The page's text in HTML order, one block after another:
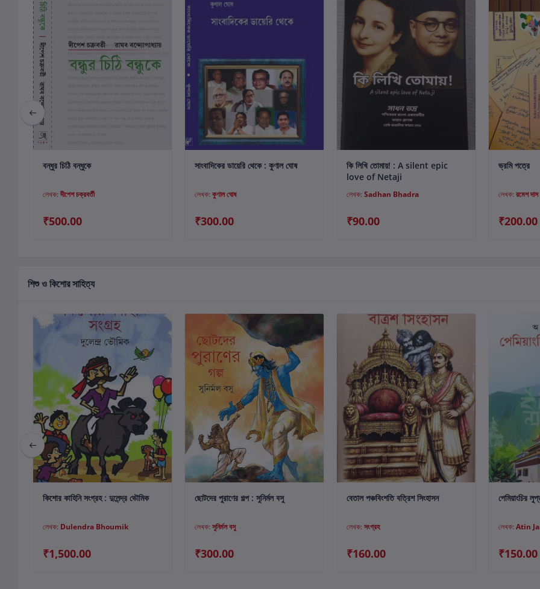
কার্টে যোগ করুন
বন্ধুর চিঠি বন্ধুকে
লেখক:দীপেশ চক্রবর্তী
₹500.00
কার্টে যোগ করুন
সাংবাদিকের ডায়েরি থেকে : কুণাল ঘোষ
লেখক: কুণাল ঘোষ
₹300.00
কার্টে যোগ করুন
কি লিখি তোমায়! : A silent epic
love of Netaji
লেখক: Sadhan Bhadra
₹90.00
ভ্রমি পত্রে
লেখক: রমেশ দাস
₹200.00
শিশু ও কিশোর সাহিত্য
কার্টে যোগ করুন
কিশোর কাহিনি সংগ্রহ : দুলেন্দ্র ভৌমিক
লেখক: Dulendra Bhoumik
₹1,500.00
কার্টে যোগ করুন
ছোটদের পুরাণের গল্প : সুনির্মল বসু
লেখক: সুনির্মল বসু
₹300.00
কার্টে যোগ করুন
বেতাল পঞ্চবিংশতি বত্রিশ সিংহাসন
লেখক: সংগ্রহ
₹160.00
পেমিয়াংচির
লেখক: Atin
₹150.00